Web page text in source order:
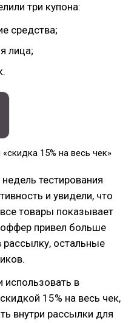
три купона:
средства;
лица;
15% на весь чек»
тестирования
и увидели, что
товары показывает
привел больше
рассылку, остальные
в
15% на весь чек,
внутри рассылки для